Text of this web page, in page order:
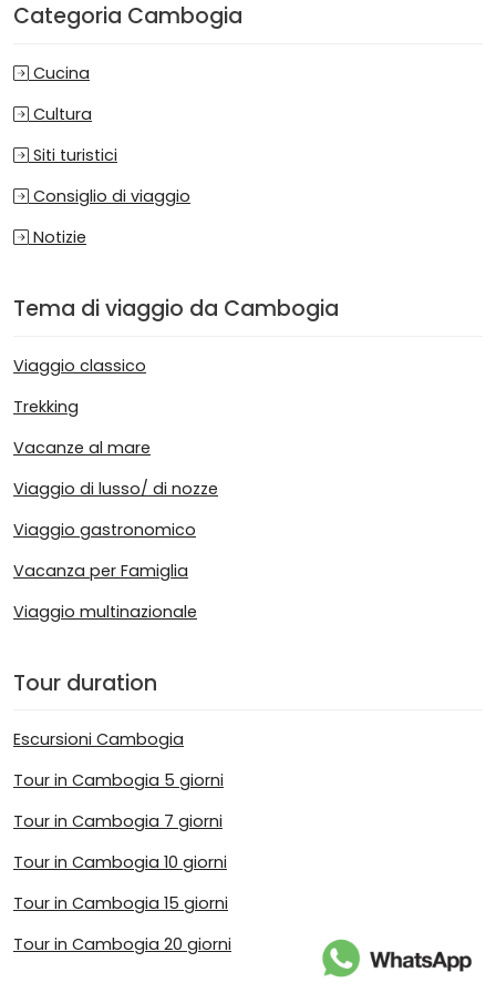
Categoria Cambogia
Cucina
Cultura
Siti turistici
Consiglio di viaggio
Notizie
Tema di viaggio da Cambogia
Viaggio classico
Trekking
Vacanze al mare
Viaggio di lusso/ di nozze
Viaggio gastronomico
Vacanza per Famiglia
Viaggio multinazionale
Tour duration
Escursioni Cambogia
Tour in Cambogia 5 giorni
Tour in Cambogia 7 giorni
Tour in Cambogia 10 giorni
Tour in Cambogia 15 giorni
Tour in Cambogia 20 giorni